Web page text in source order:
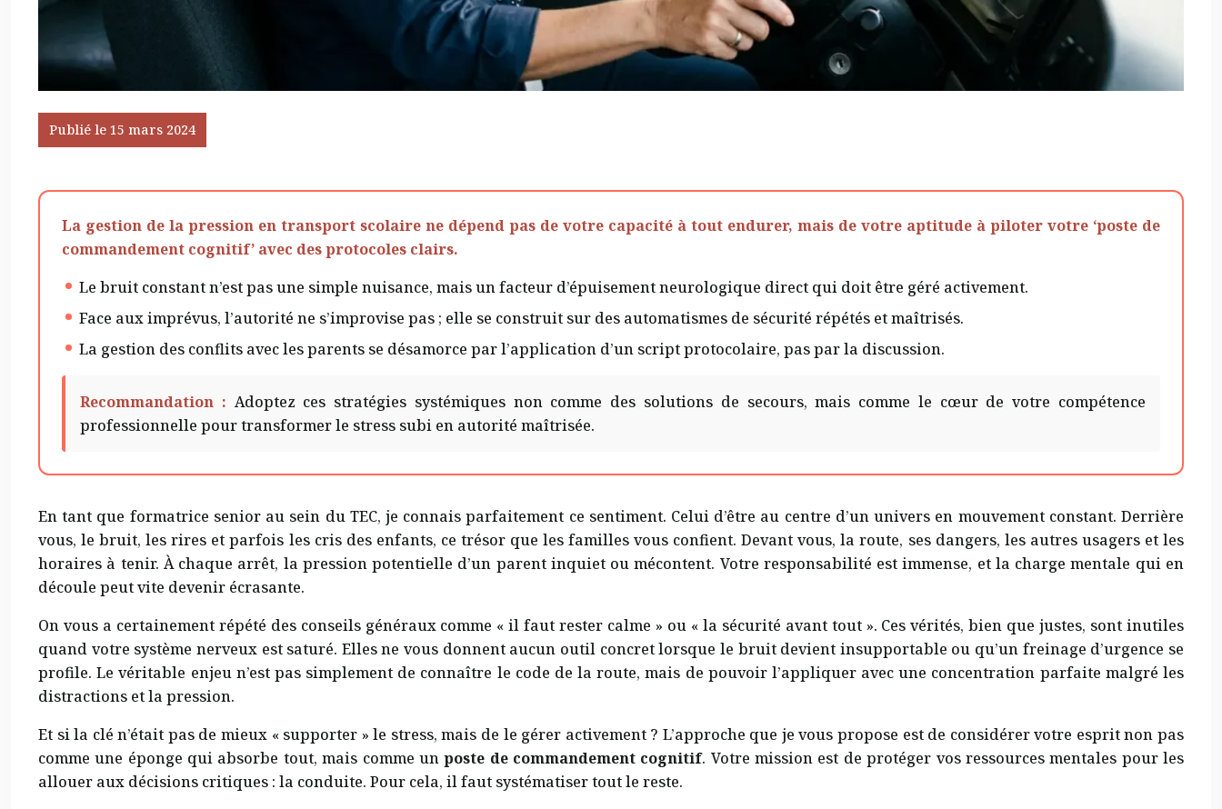
Publié le 15 mars 2024
La gestion de la pression en transport scolaire ne dépend pas de votre capacité à tout endurer, mais de votre aptitude à piloter votre ‘poste de
commandement cognitif’ avec des protocoles clairs.
Le bruit constant n’est pas une simple nuisance, mais un facteur d’épuisement neurologique direct qui doit être géré activement.
Face aux imprévus, l’autorité ne s’improvise pas ; elle se construit sur des automatismes de sécurité répétés et maîtrisés.
La gestion des conflits avec les parents se désamorce par l’application d’un script protocolaire, pas par la discussion.
Recommandation : Adoptez ces stratégies systémiques non comme des solutions de secours, mais comme le cœur de votre compétence
professionnelle pour transformer le stress subi en autorité maîtrisée.
En tant que formatrice senior au sein du TEC, je connais parfaitement ce sentiment. Celui d’être au centre d’un univers en mouvement constant. Derrière
vous, le bruit, les rires et parfois les cris des enfants, ce trésor que les familles vous confient. Devant vous, la route, ses dangers, les autres usagers et les
horaires à tenir. À chaque arrêt, la pression potentielle d’un parent inquiet ou mécontent. Votre responsabilité est immense, et la charge mentale qui en
découle peut vite devenir écrasante.
On vous a certainement répété des conseils généraux comme « il faut rester calme » ou « la sécurité avant tout ». Ces vérités, bien que justes, sont inutiles
quand votre système nerveux est saturé. Elles ne vous donnent aucun outil concret lorsque le bruit devient insupportable ou qu’un freinage d’urgence se
profile. Le véritable enjeu n’est pas simplement de connaître le code de la route, mais de pouvoir l’appliquer avec une concentration parfaite malgré les
distractions et la pression.
Et si la clé n’était pas de mieux « supporter » le stress, mais de le gérer activement ? L’approche que je vous propose est de considérer votre esprit non pas
comme une éponge qui absorbe tout, mais comme unposte de commandement cognitif. Votre mission est de protéger vos ressources mentales pour les
allouer aux décisions critiques : la conduite. Pour cela, il faut systématiser tout le reste.